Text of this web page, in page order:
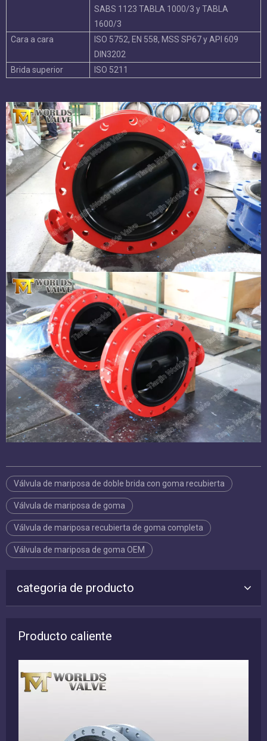
SABS 1123 TABLA 1000/3 y TABLA
1600/3
Cara a cara
ISO 5752, EN 558, MSS SP67 y API 609
DIN3202
Brida superior
ISO 5211
Válvula de mariposa de doble brida con goma recubierta
Válvula de mariposa de goma
Válvula de mariposa recubierta de goma completa
Válvula de mariposa de goma OEM
categoria de producto
Producto caliente